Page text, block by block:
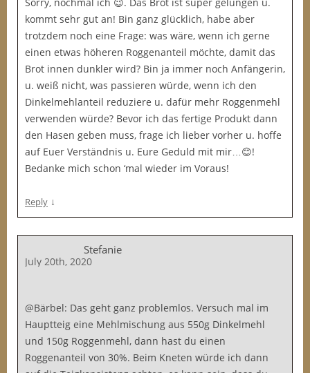
kommt sehr gut an! Bin ganz glücklich, habe aber
trotzdem noch eine Frage: was wäre, wenn ich gerne
einen etwas höheren Roggenanteil möchte, damit das
Brot innen dunkler wird? Bin ja immer noch Anfängerin,
u. weiß nicht, was passieren würde, wenn ich den
Dinkelmehlanteil reduziere u. dafür mehr Roggenmehl
verwenden würde? Bevor ich das fertige Produkt dann
den Hasen geben muss, frage ich lieber vorher u. hoffe
auf Euer Verständnis u. Eure Geduld mit mir…😊!
Bedanke mich schon ‘mal wieder im Voraus!
Reply ↓
Stefanie
July 20th, 2020
@Bärbel: Das geht ganz problemlos. Versuch mal im
Hauptteig eine Mehlmischung aus 550g Dinkelmehl
und 150g Roggenmehl, dann hast du einen
Roggenanteil von 30%. Beim Kneten würde ich dann